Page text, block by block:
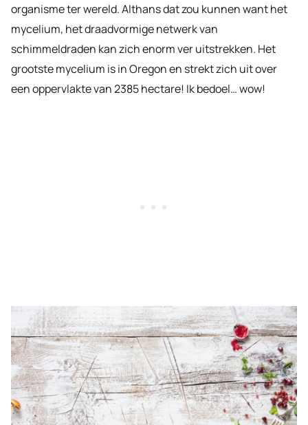
organisme ter wereld. Althans dat zou kunnen want het
mycelium, het draadvormige netwerk van
schimmeldraden kan zich enorm ver uitstrekken. Het
grootste mycelium is in Oregon en strekt zich uit over
een oppervlakte van 2385 hectare! Ik bedoel… wow!